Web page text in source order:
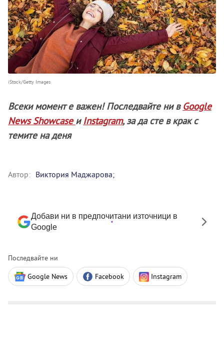
iStock/Getty Images
Всеки момент е важен! Последвайте ни в Google
News Showcaseи Instagram, за да сте в крак с
темите на деня
Автор: Виктория Маджарова;
Добави ни в предпочитани източници в
Google
Последвайте ни
Google News Facebook Instagram